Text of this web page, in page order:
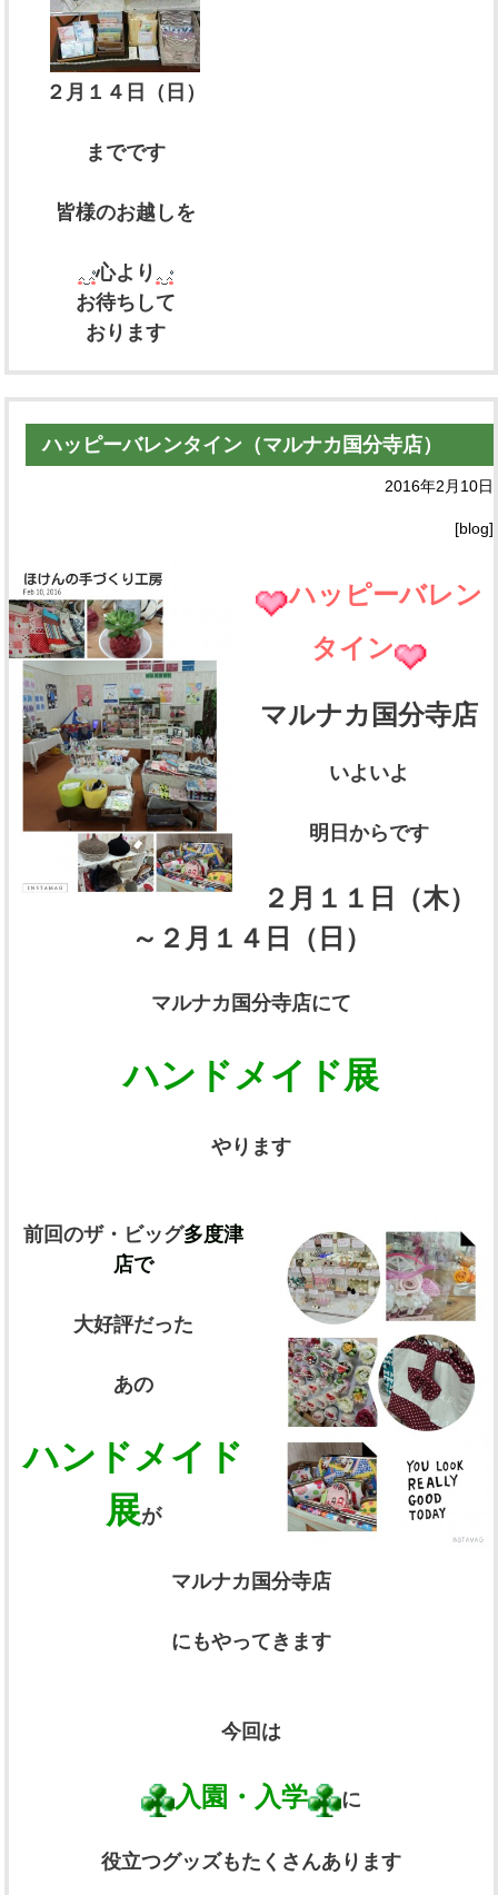
２月１４日（日）
までです
皆様のお越しを
心より
お待ちして
おります
ハッピーバレンタイン（マルナカ国分寺店）
2016年2月10日
[blog]
ハッピーバレン
タイン
マルナカ国分寺店
いよいよ
明日からです
２月１１日（木）
～２月１４日（日）
マルナカ国分寺店にて
ハンドメイド展
やります
前回のザ・ビッグ多度津
店で
大好評だった
あの
ハンドメイド
展が
マルナカ国分寺店
にもやってきます
今回は
入園・入学 に
役立つグッズもたくさんあります